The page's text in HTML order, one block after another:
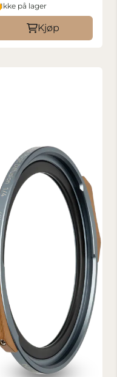
Ikke på lager
Kjøp